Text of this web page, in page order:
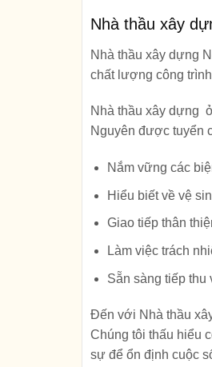
Nhà thầu xây
Nhà thầu xây dựng
chất lượng công
Nhà thầu xây dựng
Nguyên được tuyển
Nắm vững các
Hiểu biết về vệ
Giao tiếp thân
Làm việc trách
Sẵn sàng tiếp thu
Đến với Nhà thầu
Chúng tôi thấu hiểu
sự để ổn định cuộc